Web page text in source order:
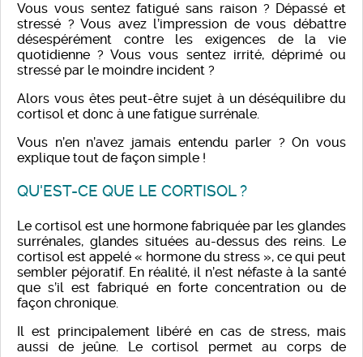
Vous vous sentez fatigué sans raison ? Dépassé et
stressé ? Vous avez l’impression de vous débattre
désespérément contre les exigences de la vie
quotidienne ? Vous vous sentez irrité, déprimé ou
stressé par le moindre incident ?
Alors vous êtes peut-être sujet à un déséquilibre du
cortisol et donc à une fatigue surrénale.
Vous n’en n’avez jamais entendu parler ? On vous
explique tout de façon simple !
QU'EST-CE QUE LE CORTISOL ?
Le cortisol est une hormone fabriquée par les glandes
surrénales, glandes situées au-dessus des reins. Le
cortisol est appelé « hormone du stress », ce qui peut
sembler péjoratif. En réalité, il n’est néfaste à la santé
que s’il est fabriqué en forte concentration ou de
façon chronique.
Il est principalement libéré en cas de stress, mais
aussi de jeûne. Le cortisol permet au corps de